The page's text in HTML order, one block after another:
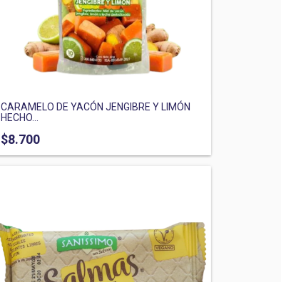
CARAMELO DE YACÓN JENGIBRE Y LIMÓN
HECHO...
$8.700